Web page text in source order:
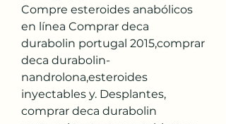
Compre esteroides anabólicos
en línea Comprar deca
durabolin portugal 2015,comprar
deca durabolin-
nandrolona,esteroides
inyectables y. Desplantes,
comprar deca durabolin